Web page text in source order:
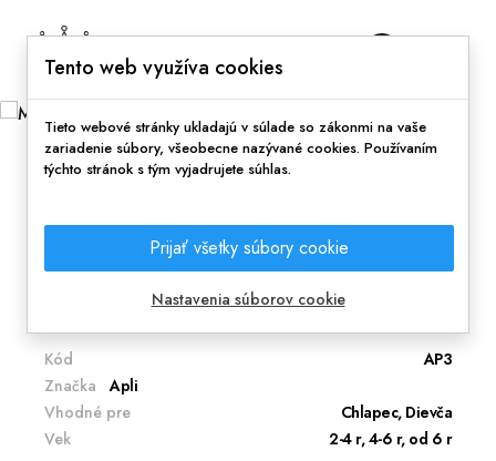
Domov
Metalické samolepky zvieratká
Odteraz môžete lepiť nálepky kdekoľvek chcieť
alebo kde Vám mama dovolí.
Kód
AP3
Značka
Apli
Vhodné pre
Chlapec, Dievča
Vek
2-4 r, 4-6 r, od 6 r
Tento web využíva cookies
Tieto webové stránky ukladajú v súlade so zákonmi na vaše
zariadenie súbory, všeobecne nazývané cookies. Používaním
týchto stránok s tým vyjadrujete súhlas.
Prijať všetky súbory cookie
Nastavenia súborov cookie